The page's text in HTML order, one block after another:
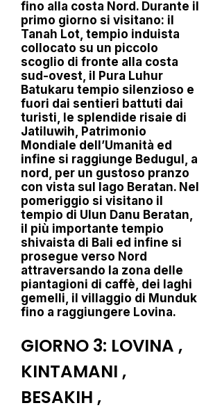
fino alla costa Nord. Durante il
primo giorno si visitano: il
Tanah Lot, tempio induista
collocato su un piccolo
scoglio di fronte alla costa
sud-ovest, il Pura Luhur
Batukaru tempio silenzioso e
fuori dai sentieri battuti dai
turisti, le splendide risaie di
Jatiluwih, Patrimonio
Mondiale dell’Umanità ed
infine si raggiunge Bedugul, a
nord, per un gustoso pranzo
con vista sul lago Beratan. Nel
pomeriggio si visitano il
tempio di Ulun Danu Beratan,
il più importante tempio
shivaista di Bali ed infine si
prosegue verso Nord
attraversando la zona delle
piantagioni di caffè, dei laghi
gemelli, il villaggio di Munduk
fino a raggiungere Lovina.
GIORNO 3: LOVINA ,
KINTAMANI ,
BESAKIH ,